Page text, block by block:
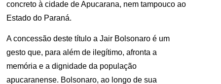
concreto à cidade de Apucarana, nem tampouco ao
Estado do Paraná.
A concessão deste título a Jair Bolsonaro é um
gesto que, para além de ilegítimo, afronta a
memória e a dignidade da população
apucaranense. Bolsonaro, ao longo de sua